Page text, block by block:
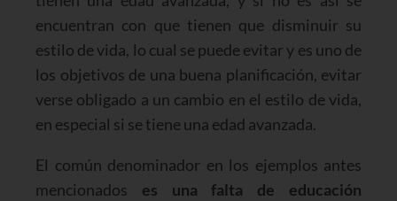
encuentran con que tienen que disminuir su
estilo de vida, lo cual se puede evitar y es uno de
los objetivos de una buena planificación, evitar
verse obligado a un cambio en el estilo de vida,
en especial si se tiene una edad avanzada.
El común denominador en los ejemplos antes
mencionados es una falta de educación